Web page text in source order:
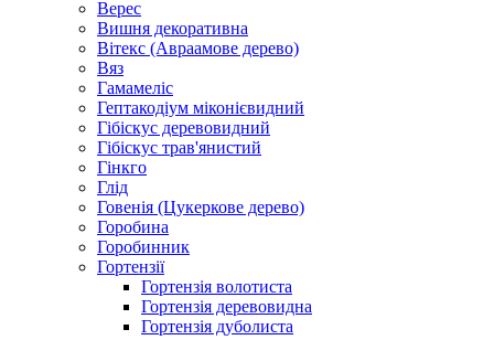
Верес
Вишня декоративна
Вітекс (Авраамове дерево)
Вяз
Гамамеліс
Гептакодіум міконієвидний
Гібіскус деревовидний
Гібіскус трав'янистий
Гінкго
Глід
Говенія (Цукеркове дерево)
Горобина
Горобинник
Гортензії
Гортензія волотиста
Гортензія деревовидна
Гортензія дуболиста